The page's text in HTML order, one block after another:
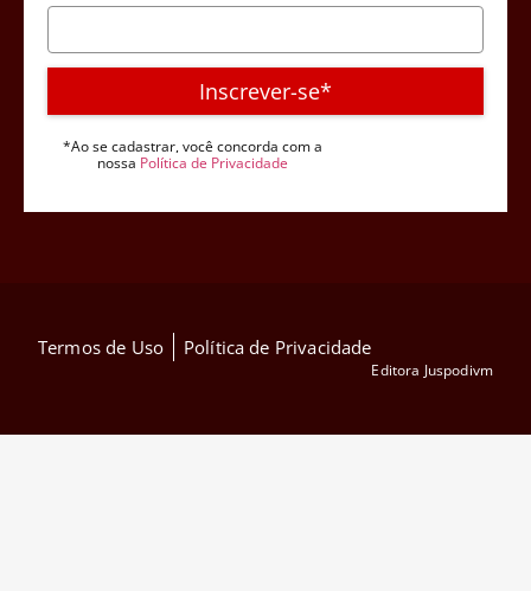
Inscrever-se*
*Ao se cadastrar, você concorda com a
nossa Política de Privacidade
Termos de Uso Política de Privacidade
Editora Juspodivm